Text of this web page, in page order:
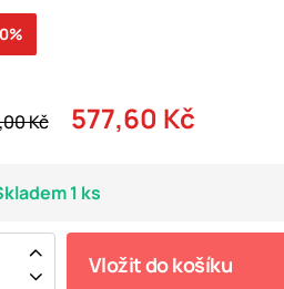
Kč 577,60 Kč
1 ks
Vložit do košíku